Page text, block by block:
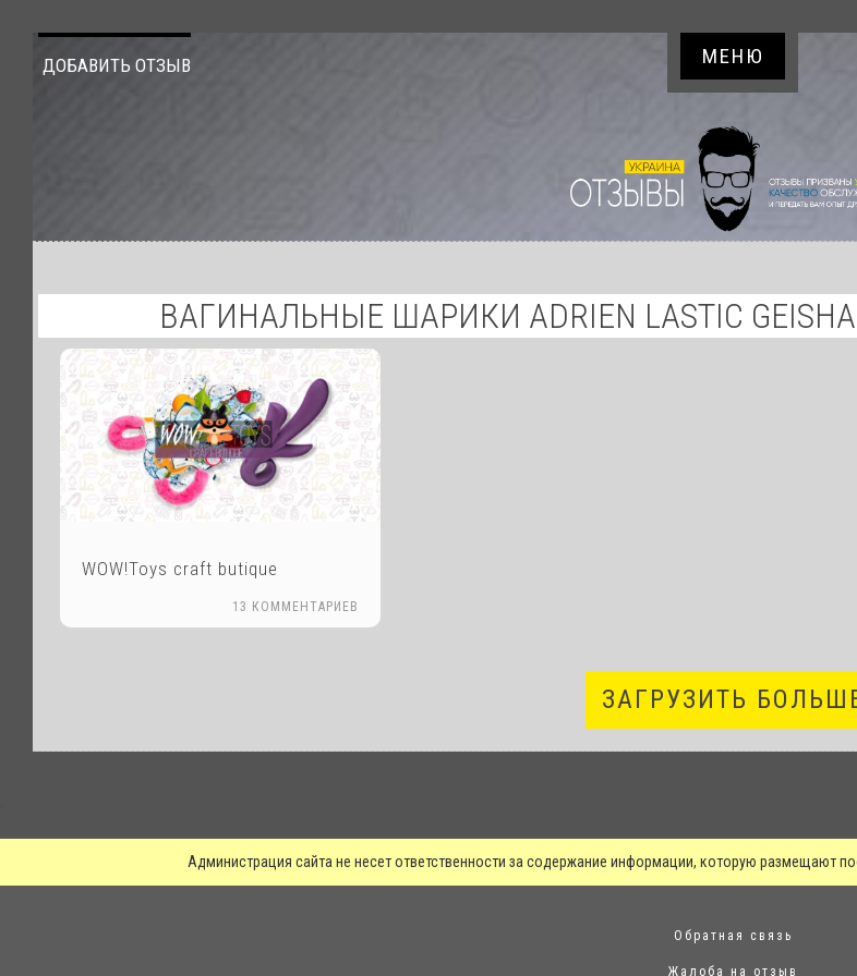
ДОБАВИТЬ ОТЗЫВ МЕНЮ
ВАГИНАЛЬНЫЕ ШАРИКИ ADRIEN LASTIC GEISHA
WOW!Toys craft butique
13 КОММЕНТАРИЕВ
ЗАГРУЗИТЬ
Администрация сайта не несет ответственности за содержание информации, которую размещают
Обратная связь
Жалоба на отзыв